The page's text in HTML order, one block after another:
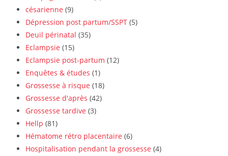
césarienne (9)
Dépression post partum/SSPT (5)
Deuil périnatal (35)
Eclampsie (15)
Eclampsie post-partum (12)
Enquêtes & études (1)
Grossesse à risque (18)
Grossesse d'après (42)
Grossesse tardive (3)
Hellp (81)
Hématome rétro placentaire (6)
Hospitalisation pendant la grossesse (4)